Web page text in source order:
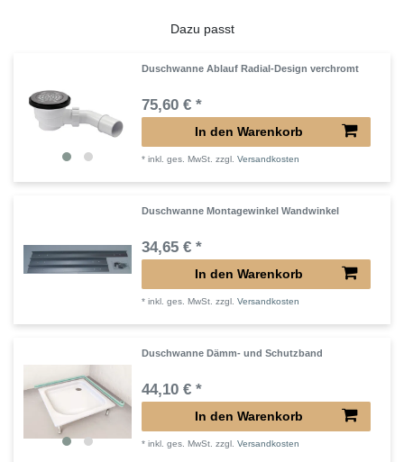
Dazu passt
Duschwanne Ablauf Radial-Design verchromt
75,60 € *
In den Warenkorb
*inkl. ges. MwSt. zzgl.Versandkosten
Duschwanne Montagewinkel Wandwinkel
34,65 € *
In den Warenkorb
*inkl. ges. MwSt. zzgl.Versandkosten
Duschwanne Dämm- und Schutzband
44,10 € *
In den Warenkorb
*inkl. ges. MwSt. zzgl.Versandkosten